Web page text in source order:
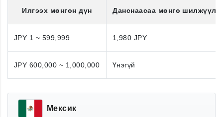
Илгээх мөнгөн дүн Данснаасаа мөнгө
JPY 1 ~ 599,999 1,980 JPY
JPY 600,000 ~ 1,000,000 Үнэгүй
Мексик